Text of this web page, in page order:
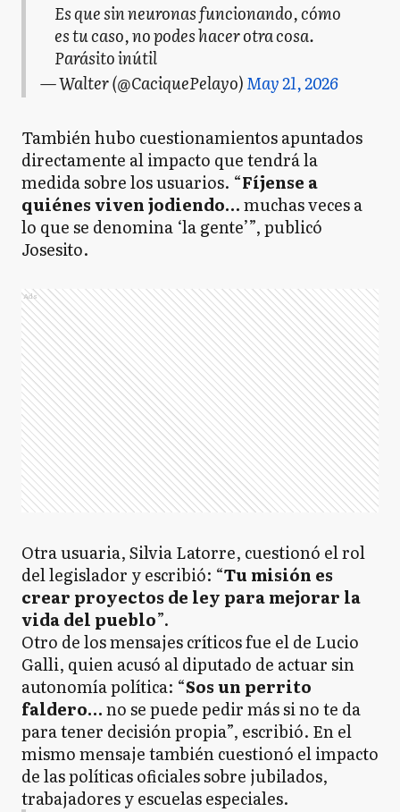
Es que sin neuronas funcionando, cómo
es tu caso, no podes hacer otra cosa.
Parásito inútil
— Walter (@CaciquePelayo)May 21, 2026
También hubo cuestionamientos apuntados
directamente al impacto que tendrá la
medida sobre los usuarios. “Fíjense a
quiénes viven jodiendo…muchas veces a
lo que se denomina ‘la gente’”, publicó
Josesito.
Ads
Otra usuaria, Silvia Latorre, cuestionó el rol
del legislador y escribió: “Tu misión es
crear proyectos de ley para mejorar la
vida del pueblo”.
Otro de los mensajes críticos fue el de Lucio
Galli, quien acusó al diputado de actuar sin
autonomía política: “Sos un perrito
faldero…no se puede pedir más si no te da
para tener decisión propia”, escribió. En el
mismo mensaje también cuestionó el impacto
de las políticas oficiales sobre jubilados,
trabajadores y escuelas especiales.